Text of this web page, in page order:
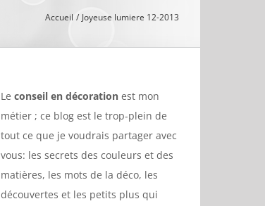
Accueil Joyeuse lumiere 12-2013
Le conseil en décoration est mon
métier ; ce blog est le trop-plein de
tout ce que je voudrais partager avec
vous: les secrets des couleurs et des
matières, les mots de la déco, les
découvertes et les petits plus qui